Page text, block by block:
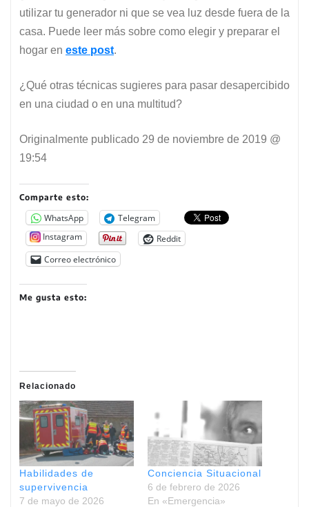
utilizar tu generador ni que se vea luz desde fuera de la
casa. Puede leer más sobre como elegir y preparar el
hogar en este post.
¿Qué otras técnicas sugieres para pasar desapercibido
en una ciudad o en una multitud?
Originalmente publicado 29 de noviembre de 2019 @
19:54
Comparte esto:
WhatsApp
Telegram
Instagram
Reddit
Correo electrónico
Me gusta esto:
Relacionado
Habilidades de
supervivencia
7 de mayo de 2026
Conciencia Situacional
6 de febrero de 2026
En «Emergencia»